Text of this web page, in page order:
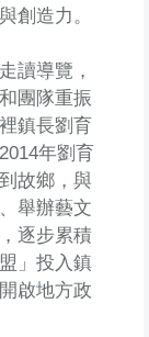
創造力。
讀導覽，
團隊重振
鎮長劉育
年劉育
故鄉，與
舉辦藝文
逐步累積
」投入鎮
啟地方政